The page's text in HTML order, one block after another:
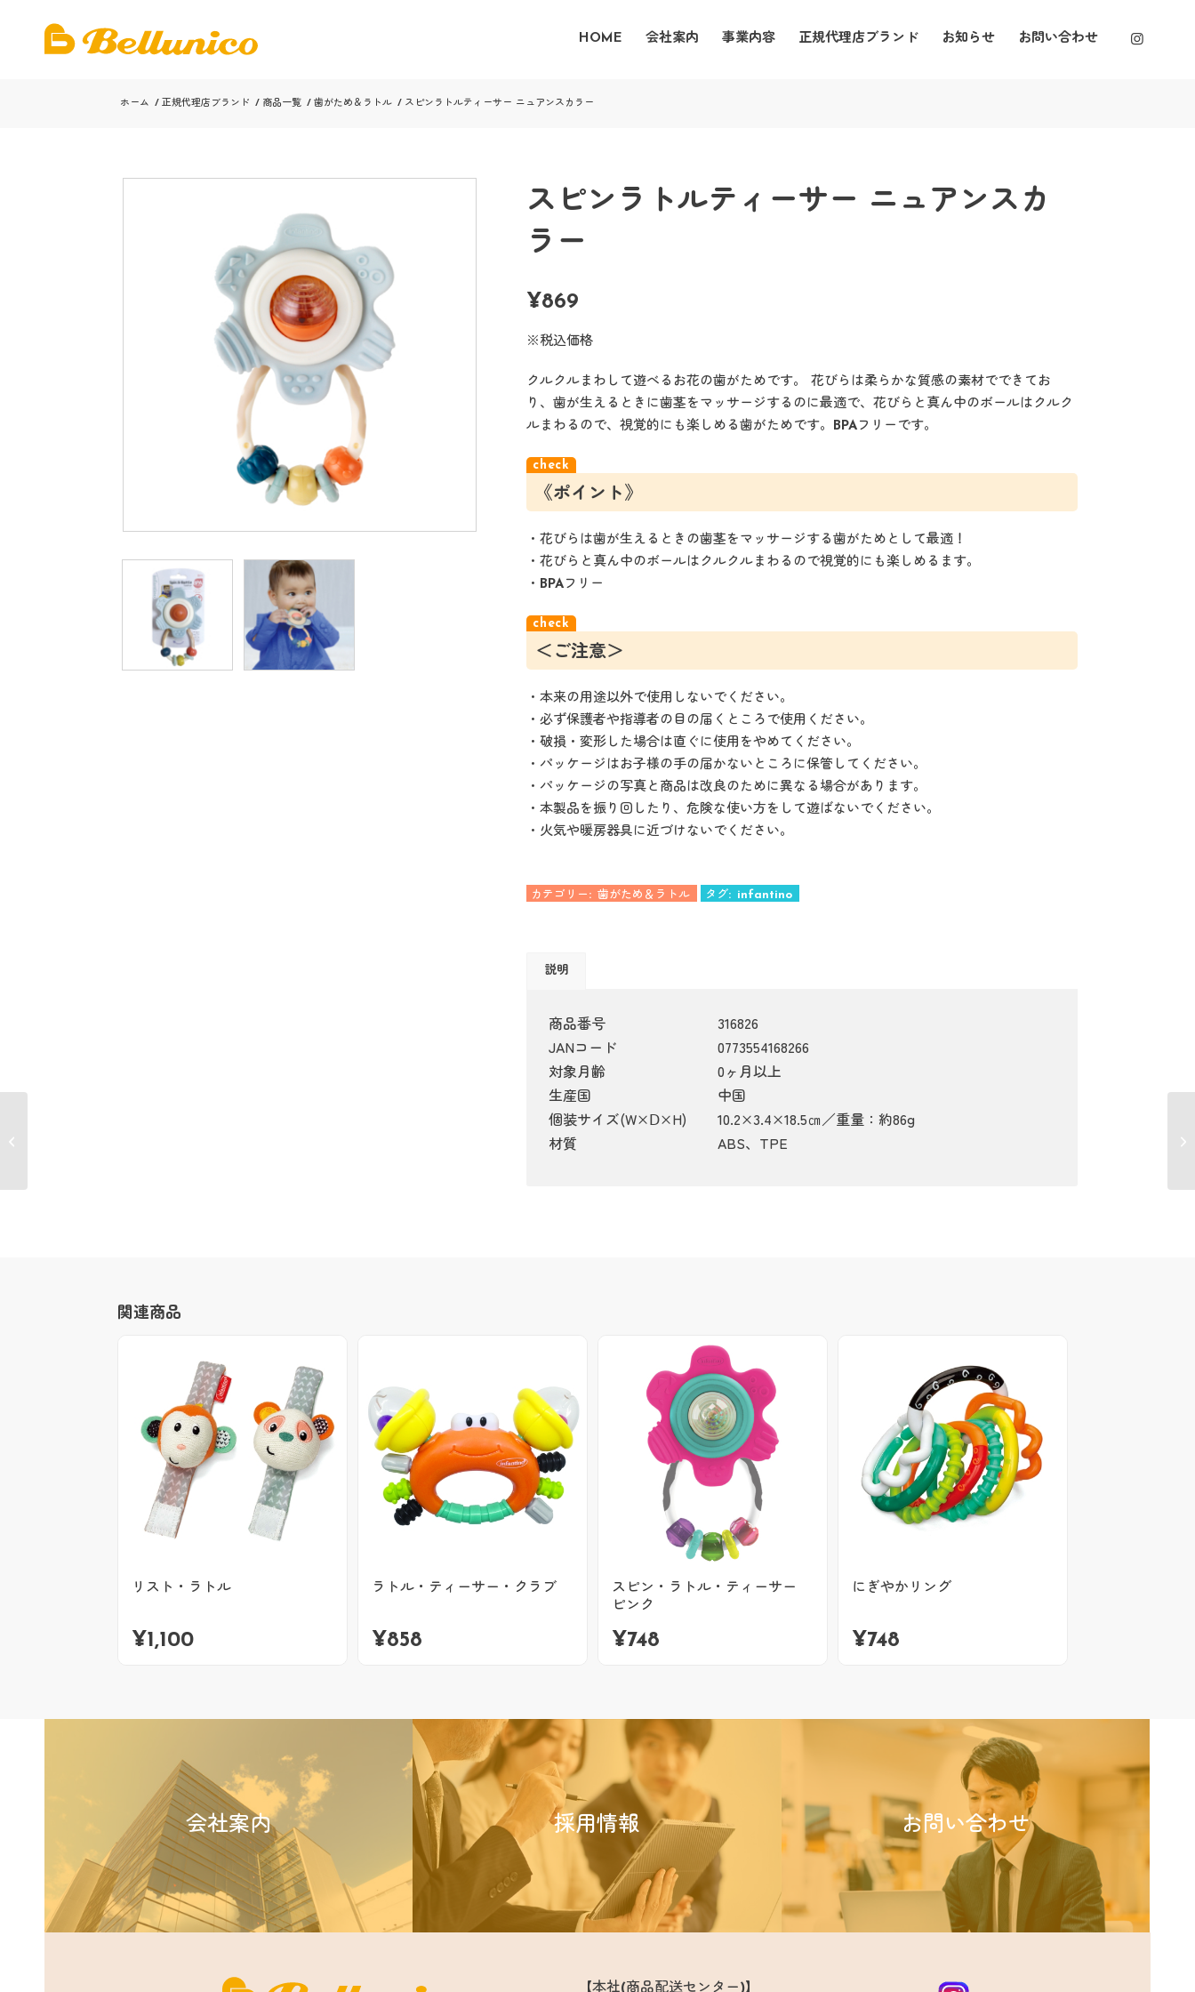
HOME 会社案内 事業内容 正規代理店ブランド お知らせ お問い合わせ
ホーム / 正規代理店ブランド / 商品一覧 / 歯がため＆ラトル / スピンラトルティーサー ニュアンスカラー
スピンラトルティーサー ニュアンスカ
ラー
¥869
※税込価格
クルクルまわして遊べるお花の歯がためです。 花びらは柔らかな質感の素材でできてお
り、歯が生えるときに歯茎をマッサージするのに最適で、花びらと真ん中のボールはクルク
ルまわるので、視覚的にも楽しめる歯がためです。BPAフリーです。
《ポイント》
・花びらは歯が生えるときの歯茎をマッサージする歯がためとして最適！
・花びらと真ん中のボールはクルクルまわるので視覚的にも楽しめるます。
・BPAフリー
＜ご注意＞
・本来の用途以外で使用しないでください。
・必ず保護者や指導者の目の届くところで使用ください。
・破損・変形した場合は直ぐに使用をやめてください。
・パッケージはお子様の手の届かないところに保管してください。
・パッケージの写真と商品は改良のために異なる場合があります。
・本製品を振り回したり、危険な使い方をして遊ばないでください。
・火気や暖房器具に近づけないでください。
カテゴリー: 歯がため＆ラトル タグ: infantino
説明
商品番号
316826
JANコード
0773554168266
対象月齢
0ヶ月以上
生産国
中国
個装サイズ(W×Ⅾ×H)
10.2×3.4×18.5㎝／重量：約86g
材質
ABS、TPE
関連商品
リスト・ラトル
¥1,100
ラトル・ティーサー・クラブ
¥858
スピン・ラトル・ティーサー
ピンク
¥748
にぎやかリング
¥748
会社案内 採用情報 お問い合わせ
【本社(商品配送センター)】